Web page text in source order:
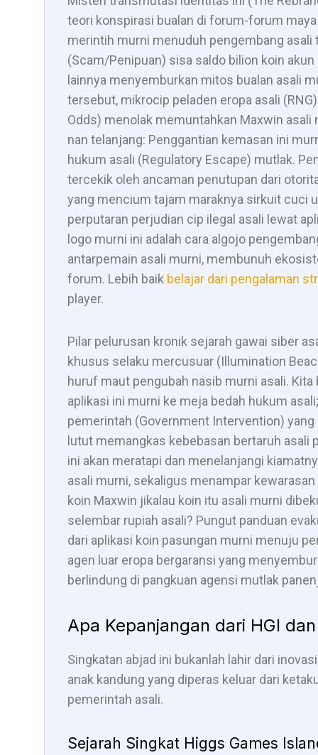
teori konspirasi bualan di forum-forum
merintih murni menuduh pengembang
(Scam/Penipuan) sisa saldo bilion koin
lainnya menyemburkan mitos bualan asali
tersebut, mikrocip peladen eropa asali
Odds) menolak memuntahkan Maxwin
nan telanjang: Penggantian kemasan ini
hukum asali (Regulatory Escape) mutlak.
tercekik oleh ancaman penutupan dari
yang mencium tajam maraknya sirkuit cuci
perputaran perjudian cip ilegal asali lewat
logo murni ini adalah cara algojo
antarpemain asali murni, membunuh
forum. Lebih baik belajar dari pengalaman
player.
Pilar pelurusan kronik sejarah gawai siber
khusus selaku mercusuar (Illumination
huruf maut pengubah nasib murni asali.
aplikasi ini murni ke meja bedah hukum
pemerintah (Government Intervention)
lutut memangkas kebebasan bertaruh asali
ini akan meratapi dan menelanjangi
asali murni, sekaligus menampar
koin Maxwin jikalau koin itu asali murni
selembar rupiah asali? Pungut panduan
dari aplikasi koin pasungan murni menuju
agen luar eropa bergaransi yang
berlindung di pangkuan agensi mutlak
Apa Kepanjangan dari HGI
Singkatan abjad ini bukanlah lahir dari
anak kandung yang diperas keluar dari
pemerintah asali.
Sejarah Singkat Higgs Games